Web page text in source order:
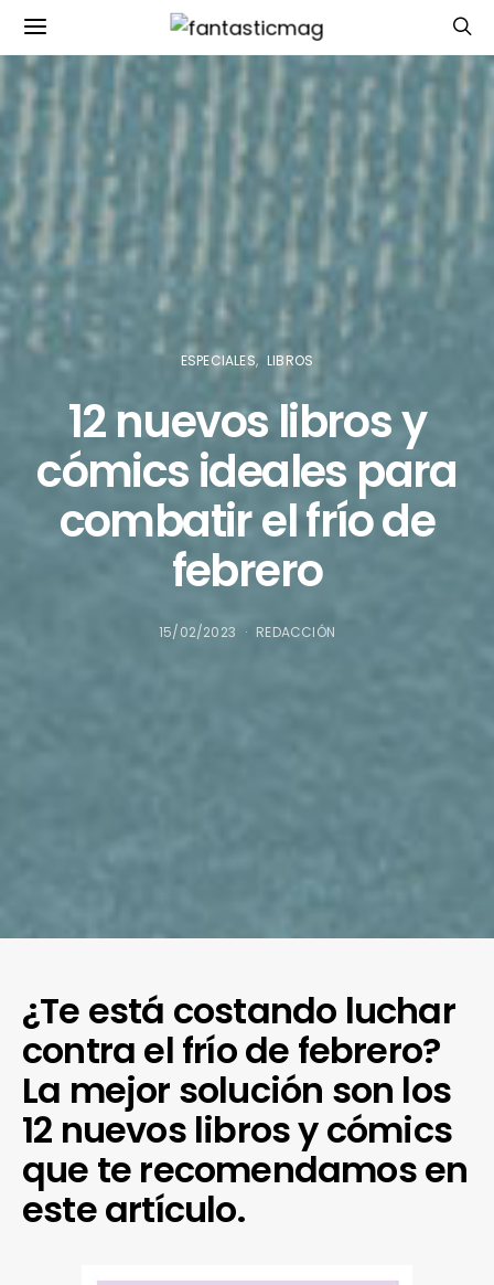
ESPECIALES LIBROS
12 nuevos libros y
cómics ideales para
combatir el frío de
febrero
15/02/2023 REDACCIÓN
¿Te está costando luchar
contra el frío de febrero?
La mejor solución son los
12 nuevos libros y cómics
que te recomendamos en
este artículo.